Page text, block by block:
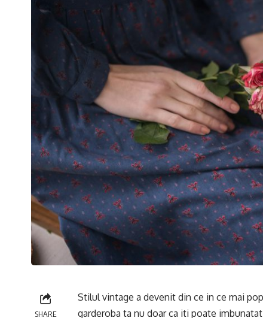
SHARE
Stilul vintage a devenit din ce in ce mai
garderoba ta nu doar ca iti poate